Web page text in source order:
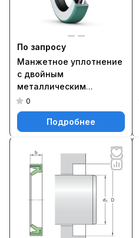
По запросу
Манжетное уплотнение
с двойным
металлическим
корпусом и кромкой SKF
Wave, для жидкой или
пластичной смазки,
0
Подробнее